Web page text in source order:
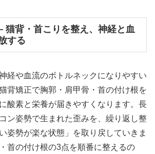
背・首こりを整え、神経と血
する
経や血流のボトルネックになりやすい
背矯正で胸郭・肩甲骨・首の付け根を
酸素と栄養が届きやすくなります。長
ン姿勢で生まれた歪みを、繰り返し整
姿勢が楽な状態」を取り戻していきま
首の付け根の3点を順番に整えるの